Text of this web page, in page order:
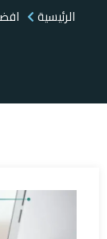
الرئيسية